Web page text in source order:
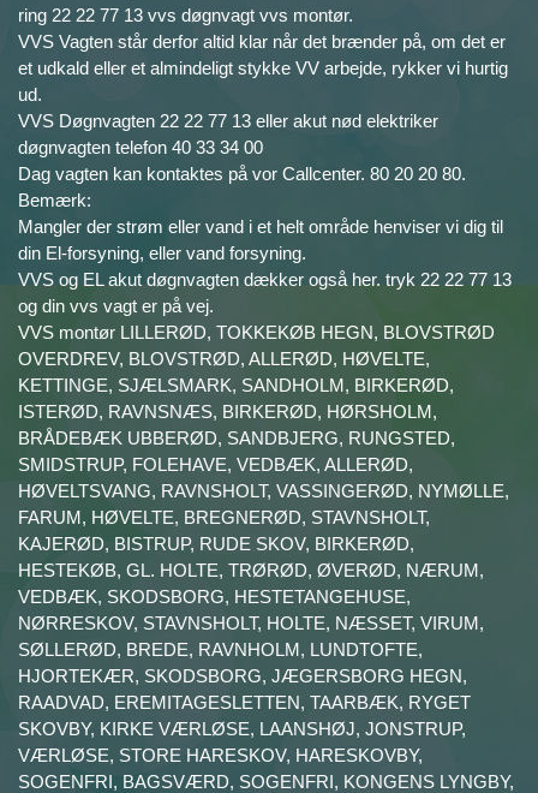
ring 22 22 77 13 vvs døgnvagt vvs montør.
VVS Vagten står derfor altid klar når det brænder på, om det er
et udkald eller et almindeligt stykke VV arbejde, rykker vi hurtig
ud.
VVS Døgnvagten 22 22 77 13 eller akut nød elektriker
døgnvagten telefon 40 33 34 00
Dag vagten kan kontaktes på vor Callcenter. 80 20 20 80.
Bemærk:
Mangler der strøm eller vand i et helt område henviser vi dig til
din El-forsyning, eller vand forsyning.
VVS og EL akut døgnvagten dækker også her. tryk 22 22 77 13
og din vvs vagt er på vej.
VVS montør LILLERØD, TOKKEKØB HEGN, BLOVSTRØD
OVERDREV, BLOVSTRØD, ALLERØD, HØVELTE,
KETTINGE, SJÆLSMARK, SANDHOLM, BIRKERØD,
ISTERØD, RAVNSNÆS, BIRKERØD, HØRSHOLM,
BRÅDEBÆK UBBERØD, SANDBJERG, RUNGSTED,
SMIDSTRUP, FOLEHAVE, VEDBÆK, ALLERØD,
HØVELTSVANG, RAVNSHOLT, VASSINGERØD, NYMØLLE,
FARUM, HØVELTE, BREGNERØD, STAVNSHOLT,
KAJERØD, BISTRUP, RUDE SKOV, BIRKERØD,
HESTEKØB, GL. HOLTE, TRØRØD, ØVERØD, NÆRUM,
VEDBÆK, SKODSBORG, HESTETANGEHUSE,
NØRRESKOV, STAVNSHOLT, HOLTE, NÆSSET, VIRUM,
SØLLERØD, BREDE, RAVNHOLM, LUNDTOFTE,
HJORTEKÆR, SKODSBORG, JÆGERSBORG HEGN,
RAADVAD, EREMITAGESLETTEN, TAARBÆK, RYGET
SKOVBY, KIRKE VÆRLØSE, LAANSHØJ, JONSTRUP,
VÆRLØSE, STORE HARESKOV, HARESKOVBY,
SOGENFRI, BAGSVÆRD, SOGENFRI, KONGENS LYNGBY,